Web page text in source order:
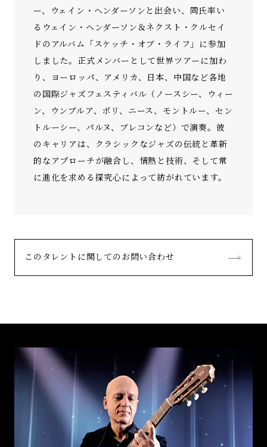
ー、ウェイン・ヘンダーソンと出会い、同氏率い
るウェイン・ヘンダーソン＆ネクスト・クルセイ
ドのアルバム「スケッチ・オブ・ライフ」に参加
しました。正式メンバーとして世界ツアーに加わ
り、ヨーロッパ、アメリカ、日本、中国など各地
の国際ジャズフェスティバル（ノースシー、ウィー
ン、ウンブルア、ポリ、ニース、モントルー、セン
トルーシー、パルヌ、ブレコンなど）で演奏。彼
のキャリアは、クラシックなジャズの伝統と革新
的なアプローチが融合し、情熱と技術、そして常
に進化を求める探究心によって紡がれています。
このタレントに関してのお問い合わせ